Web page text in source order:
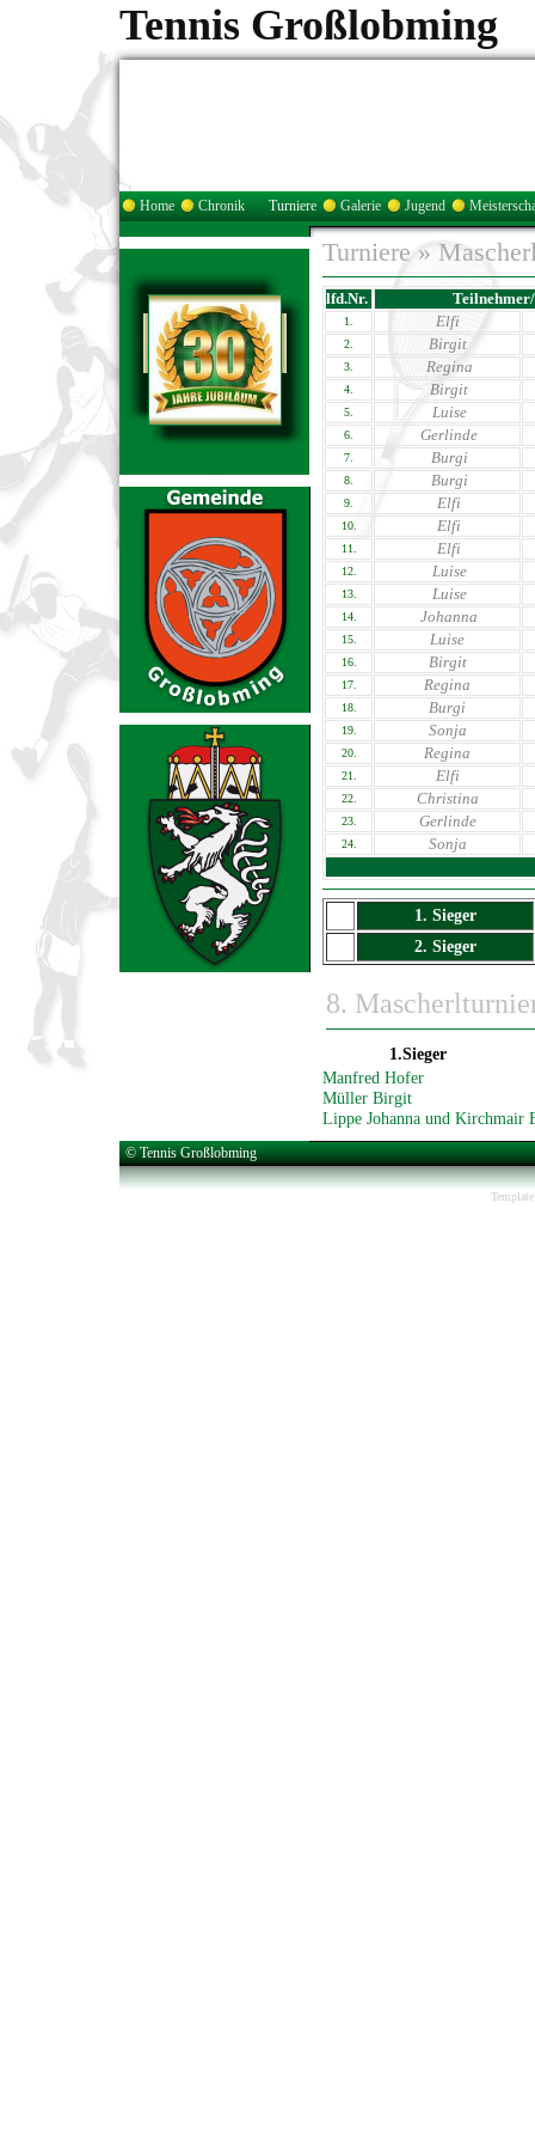
Tennis Großlobming
Home Chronik Turniere Galerie Jugend
Turniere »
lfd.Nr.
1. Elfi
2. Birgit
3. Regina
4. Birgit
5. Luise
6. Gerlinde
7. Burgi
8. Burgi
9. Elfi
10. Elfi
11. Elfi
12. Luise
13. Luise
14. Johanna
15. Luise
16. Birgit
17. Regina
18. Burgi
19. Sonja
20. Regina
21. Elfi
22. Christina
23. Gerlinde
24. Sonja
1. Sieger
2. Sieger
8.
1.Sieger
Manfred Hofer
Müller Birgit
Lippe Johanna und Kirchmair
© Tennis Großlobming